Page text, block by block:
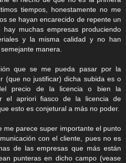
tiempos, honestamente no me
se hayan encarecido de repente un
muchas empresas produciendo
y la misma calidad y no han
manera.
que se me pueda pasar por la
(que no justificar) dicha subida es o
precio de la licencia o bien la
el apriori fiasco de la licencia de
esto es conjetural a más no poder.
me parece super importante el punto
con el cliente, pues no es
de las empresas que más están
punteras en dicho campo (vease